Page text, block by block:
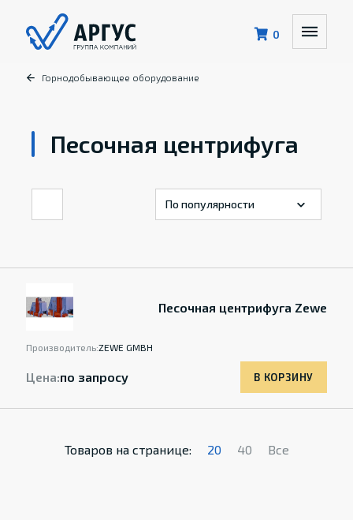
0
Горнодобывающее оборудование
Песочная центрифуга
Песочная центрифуга Zewe
Производитель:ZEWE GMBH
Цена:по запросу В КОРЗИНУ
Товаров на странице: 20 40 Все